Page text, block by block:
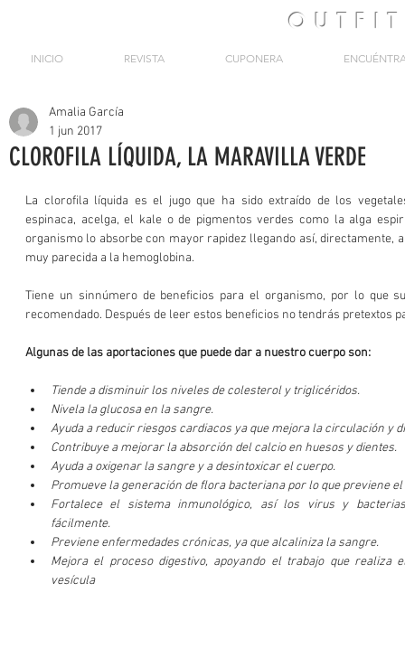
OUTFIT
INICIO REVISTA CUPONERA
CLOROFILA LÍQUIDA, LA MARAVILLA VERDE
Amalia García
1 jun 2017
La clorofila líquida es el jugo que ha sido extraído de los
espinaca, acelga, el kale o de pigmentos verdes como la alga
organismo lo absorbe con mayor rapidez llegando así, directamente,
muy parecida a la hemoglobina.
Tiene un sinnúmero de beneficios para el organismo, por lo que
recomendado. Después de leer estos beneficios no tendrás pretextos
Algunas de las aportaciones que puede dar a nuestro cuerpo son:
Tiende a disminuir los niveles de colesterol y triglicéridos.
Nivela la glucosa en la sangre.
Ayuda a reducir riesgos cardiacos ya que mejora la circulación y
Contribuye a mejorar la absorción del calcio en huesos y dientes.
Ayuda a oxigenar la sangre y a desintoxicar el cuerpo.
Promueve la generación de flora bacteriana por lo que previene
Fortalece el sistema inmunológico, así los virus y
fácilmente.
Previene enfermedades crónicas, ya que alcaliniza la sangre.
Mejora el proceso digestivo, apoyando el trabajo que realiza
vesícula